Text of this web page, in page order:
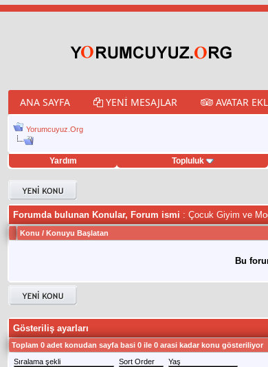
ANA SAYFA YENI MESAJLAR AVATAR
Yorumcuyuz.Org
Yardım Topluluk
hilesi
Forumda bulunan Konular, Forum ismi : Çocuk Giyim ve
Konu / Konuyu Başlatan
Bu
Gösteriliş ayarları
Toplam 0 adet konudan sayfa basi 0 ile 0 arasi kadar konu gösteriliyor
Sıralama şekli
Sort Order Yaş